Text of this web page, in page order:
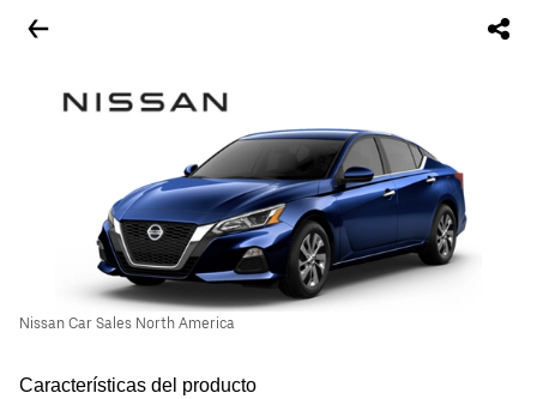
Nissan Car Sales North America
Características del producto